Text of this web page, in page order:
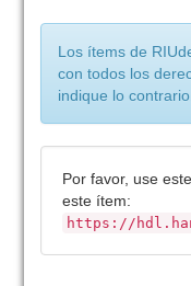
Los ítems de
con todos los
indique lo contrario.
Por favor, use
este ítem:
https://